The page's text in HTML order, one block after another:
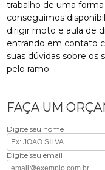
trabalho de uma
conseguimos
dirigir moto e aula de
entrando em contato
suas dúvidas sobre os
pelo ramo.
FAÇA UM
Digite seu nome
Digite seu email